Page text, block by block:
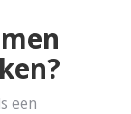
een